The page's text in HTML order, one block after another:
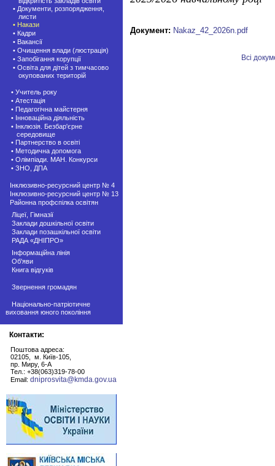
• Документи, розпорядження,
листи
• Накази
• Кадри
• Вакансії
• Очищення влади (люстрація)
• Запобігання корупції
• Освіта для дітей з тимчасово
окупованих територій
• Учитель року
• Атестація
• Педагогічна майстерня
• Інноваційна діяльність
• Інклюзія. Безбар'єрне
середовище
• Партнерство в освіті
• Методична допомога
• Олімпіади. МАН. Конкурси
• ЗНО, ДПА
Інклюзивно-ресурсний центр № 4
Інклюзивно-ресурсний центр № 13
Районна профспілка освітян
Ліцеї, Гімназії
Заклади дошкільної освіти
Заклади позашкiльної освіти
РАДА «ДНІПРО»
Інформаційна лінія
Об'яви
Книга відгуків
Звернення громадян
Національно-патріотичне
виховання юного покоління
Контакти:
Поштова адреса:
02105, м. Київ-105,
пр. Миру, 6-А
Тел.: +38(063)319-78-00
Email: dniprosvita@kmda.gov.ua
Документ: Nakaz_42_2026n.pdf
Всі